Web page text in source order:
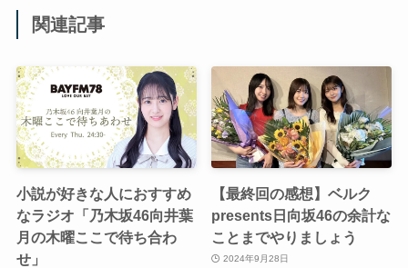
関連記事
小説が好きな人におすすめ
なラジオ「乃木坂46向井葉
月の木曜ここで待ち合わ
せ」
【最終回の感想】ベルク
presents日向坂46の余計な
ことまでやりましょう
2024年9月28日